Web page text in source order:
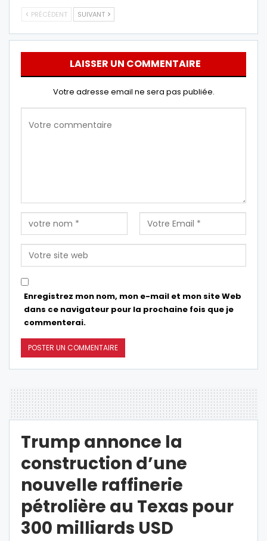
PRÉCÉDENT SUIVANT
LAISSER UN COMMENTAIRE
Votre adresse email ne sera pas publiée.
Enregistrez mon nom, mon e-mail et mon site Web
dans ce navigateur pour la prochaine fois que je
commenterai.
Trump annonce la
construction d’une
nouvelle raffinerie
pétrolière au Texas pour
300 milliards USD